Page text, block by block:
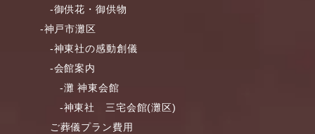
-御供花・御供物
-神戸市灘区
-神東社の感動創儀
-会館案内
-灘 神東会館
-神東社 三宅会館(灘区)
ご葬儀プラン費用